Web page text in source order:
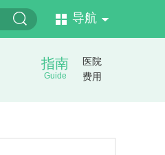
导航
指南
Guide
医院
费用